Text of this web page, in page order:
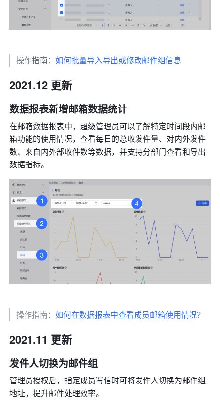
操作指南：如何批量导入导出或修改邮件组信息
2021.12 更新
数据报表新增邮箱数据统计
在邮箱数据报表中，超级管理员可以了解特定时间段内邮
箱功能的使用情况，查看每日的总收发件量、对内外发件
数、来自内外部收件数等数据，并支持分部门查看和导出
数据指标。
操作指南：如何在数据报表中查看成员邮箱使用情况？
2021.11 更新
发件人切换为邮件组
管理员授权后，指定成员写信时可将发件人切换为邮件组
地址，提升邮件处理效率。